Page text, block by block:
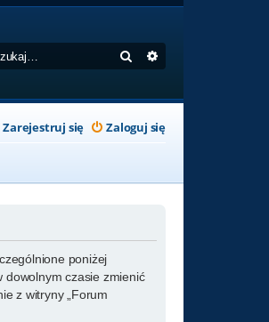
Szukaj
Zaloguj się
Zarejestruj się
poniżej
dowolnym czasie zmienić
z witryny „Forum